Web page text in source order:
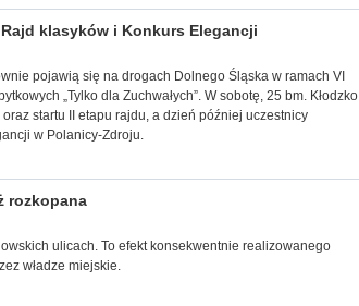
Rajd klasyków i Konkurs Elegancji
pojawią się na drogach Dolnego Śląska w ramach VI
„Tylko dla Zuchwałych”. W sobotę, 25 bm. Kłodzko
startu II etapu rajdu, a dzień później uczestnicy
w Polanicy-Zdroju.
rozkopana
ulicach. To efekt konsekwentnie realizowanego
władze miejskie.